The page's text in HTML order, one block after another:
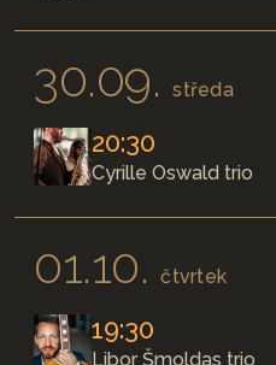
30.09.středa
20:30
Cyrille Oswald trio
01.10.čtvrtek
19:30
Libor Šmoldas trio